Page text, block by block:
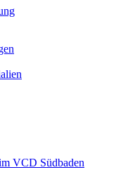
VCD Südbaden